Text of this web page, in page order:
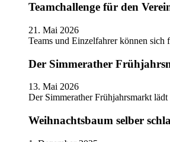
Teamchallenge für den
21. Mai 2026
Teams und Einzelfahrer können
Der Simmerather
13. Mai 2026
Der Simmerather Frühjahrsmarkt
Weihnachtsbaum selber